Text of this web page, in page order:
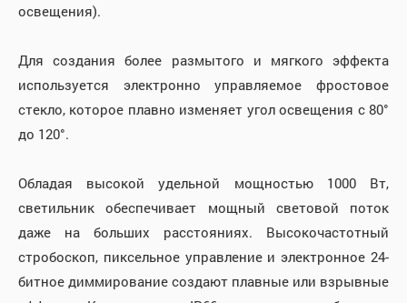
освещения).
Для создания более размытого и мягкого эффекта
используется электронно управляемое фростовое
стекло, которое плавно изменяет угол освещения с 80°
до 120°.
Обладая высокой удельной мощностью 1000 Вт,
светильник обеспечивает мощный световой поток
даже на больших расстояниях. Высокочастотный
стробоскоп, пиксельное управление и электронное 24-
битное диммирование создают плавные или взрывные